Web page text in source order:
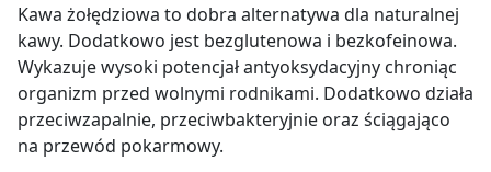
Kawa żołędziowa to dobra alternatywa dla naturalnej
kawy. Dodatkowo jest bezglutenowa i bezkofeinowa.
Wykazuje wysoki potencjał antyoksydacyjny chroniąc
organizm przed wolnymi rodnikami. Dodatkowo działa
przeciwzapalnie, przeciwbakteryjnie oraz ściągająco
na przewód pokarmowy.